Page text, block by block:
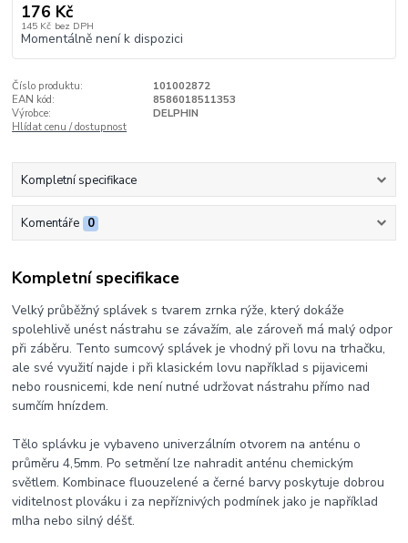
176 Kč
145 Kč bez DPH
Momentálně není k dispozici
Číslo produktu:
101002872
EAN kód:
8586018511353
Výrobce:
DELPHIN
Hlídat cenu / dostupnost
Kompletní specifikace
Komentáře 0
Kompletní specifikace
Velký průběžný splávek s tvarem zrnka rýže, který dokáže
spolehlivě unést nástrahu se závažím, ale zároveň má malý odpor
při záběru. Tento sumcový splávek je vhodný při lovu na trhačku,
ale své využití najde i při klasickém lovu například s pijavicemi
nebo rousnicemi, kde není nutné udržovat nástrahu přímo nad
sumčím hnízdem.
Tělo splávku je vybaveno univerzálním otvorem na anténu o
průměru 4,5mm. Po setmění lze nahradit anténu chemickým
světlem. Kombinace fluouzelené a černé barvy poskytuje dobrou
viditelnost plováku i za nepříznivých podmínek jako je například
mlha nebo silný déšť.